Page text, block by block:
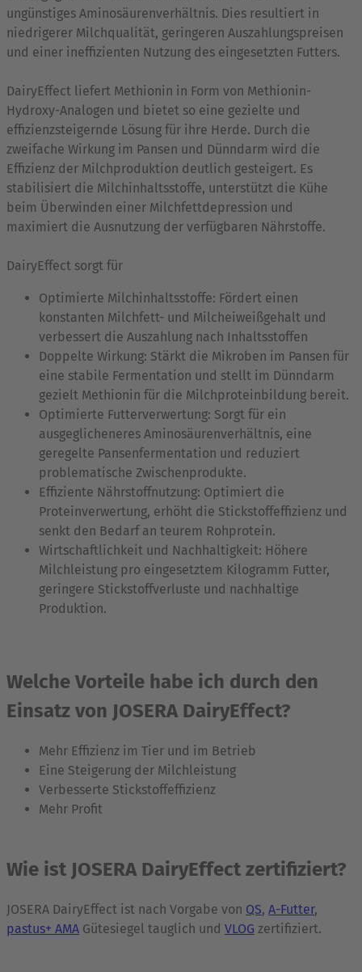
ungünstiges Aminosäurenverhältnis. Dies resultiert in
niedrigerer Milchqualität, geringeren Auszahlungspreisen
und einer ineffizienten Nutzung des eingesetzten Futters.
DairyEffect liefert Methionin in Form von Methionin-
Hydroxy-Analogen und bietet so eine gezielte und
effizienzsteigernde Lösung für ihre Herde. Durch die
zweifache Wirkung im Pansen und Dünndarm wird die
Effizienz der Milchproduktion deutlich gesteigert. Es
stabilisiert die Milchinhaltsstoffe, unterstützt die Kühe
beim Überwinden einer Milchfettdepression und
maximiert die Ausnutzung der verfügbaren Nährstoffe.
DairyEffect sorgt für
Optimierte Milchinhaltsstoffe: Fördert einen
konstanten Milchfett- und Milcheiweißgehalt und
verbessert die Auszahlung nach Inhaltsstoffen
Doppelte Wirkung: Stärkt die Mikroben im Pansen für
eine stabile Fermentation und stellt im Dünndarm
gezielt Methionin für die Milchproteinbildung bereit.
Optimierte Futterverwertung: Sorgt für ein
ausgeglicheneres Aminosäurenverhältnis, eine
geregelte Pansenfermentation und reduziert
problematische Zwischenprodukte.
Effiziente Nährstoffnutzung: Optimiert die
Proteinverwertung, erhöht die Stickstoffeffizienz und
senkt den Bedarf an teurem Rohprotein.
Wirtschaftlichkeit und Nachhaltigkeit: Höhere
Milchleistung pro eingesetztem Kilogramm Futter,
geringere Stickstoffverluste und nachhaltige
Produktion.
Welche Vorteile habe ich durch den
Einsatz von JOSERA DairyEffect?
Mehr Effizienz im Tier und im Betrieb
Eine Steigerung der Milchleistung
Verbesserte Stickstoffeffizienz
Mehr Profit
Wie ist JOSERA DairyEffect zertifiziert?
JOSERA DairyEffect ist nach Vorgabe von QS, A-Futter,
pastus+ AMA Gütesiegel tauglich und VLOG zertifiziert.